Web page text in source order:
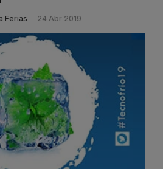
Ferias 24 Abr 2019